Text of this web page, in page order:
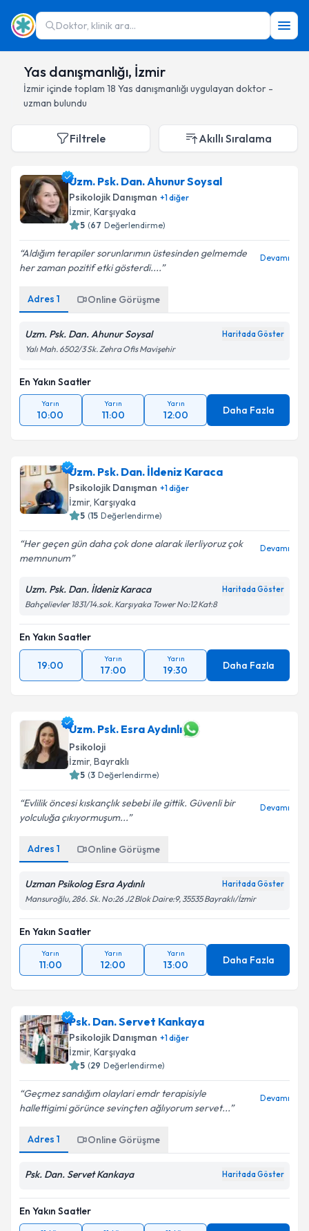
Doktor, klinik ara...
Yas danışmanlığı, İzmir
İzmiriçinde toplam 18 Yas danışmanlığı uygulayan doktor -
uzman bulundu
Filtrele Akıllı Sıralama
Uzm. Psk. Dan. Ahunur Soysal
Psikolojik Danışman +1diğer
İzmir, Karşıyaka
5 (67 Değerlendirme)
Aldığım terapiler sorunlarımın üstesinden gelmemde
her zaman pozitif etki gösterdi....
Devamı
Adres 1 Online Görüşme
Uzm. Psk. Dan. Ahunur Soysal Haritada Göster
Yalı Mah. 6502/3 Sk. Zehra Ofis Mavişehir
En Yakın Saatler
Yarın
10:00
Yarın
11:00
Yarın
12:00 Daha Fazla
Uzm. Psk. Dan. İldeniz Karaca
Psikolojik Danışman +1diğer
İzmir, Karşıyaka
5 (15 Değerlendirme)
Her geçen gün daha çok done alarak ilerliyoruz çok
memnunum
Devamı
Uzm. Psk. Dan. İldeniz Karaca Haritada Göster
Bahçelievler 1831/14.sok. Karşıyaka Tower No:12 Kat:8
En Yakın Saatler
19:00
Yarın
17:00
Yarın
19:30 Daha Fazla
Uzm. Psk. Esra Aydınlı
Psikoloji
İzmir, Bayraklı
5 (3 Değerlendirme)
Evlilik öncesi kıskançlık sebebi ile gittik. Güvenli bir
yolculuğa çıkıyormuşum...
Devamı
Adres 1 Online Görüşme
Uzman Psikolog Esra Aydınlı Haritada Göster
Mansuroğlu, 286. Sk. No:26 J2 Blok Daire:9, 35535 Bayraklı/İzmir
En Yakın Saatler
Yarın
11:00
Yarın
12:00
Yarın
13:00 Daha Fazla
Psk. Dan. Servet Kankaya
Psikolojik Danışman +1diğer
İzmir, Karşıyaka
5 (29 Değerlendirme)
Geçmez sandığım olaylari emdr terapisiyle
hallettigimi görünce sevinçten ağlıyorum servet...
Devamı
Adres 1 Online Görüşme
Psk. Dan. Servet Kankaya Haritada Göster
En Yakın Saatler